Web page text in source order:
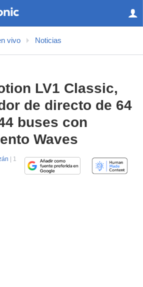
vivo Noticias
LV1 Classic,
de directo de 64
buses con
Waves
| 1